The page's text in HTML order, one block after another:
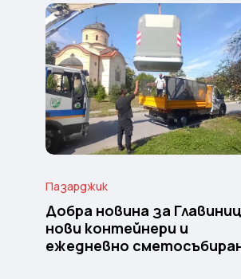
Пазарджик
Добра новина за
нови контейнери и
ежедневно